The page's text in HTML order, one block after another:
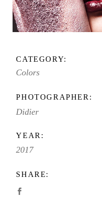
CATEGORY:
Colors
PHOTOGRAPHER:
Didier
YEAR:
2017
SHARE: